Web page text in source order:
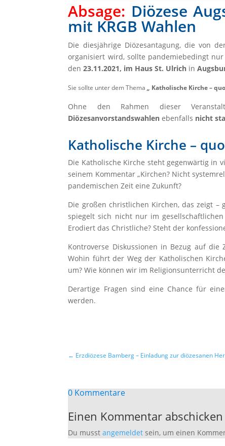
Absage: Diözese
mit KRGB Wahlen
Die diesjährige Diözesantagung, die von
organisiert wird, sollte pandemiebedingt
den 23.11.2021, im Haus St. Ulrich in
Sie sollte unter dem Thema„ Katholische Kirche –
Ohne den Rahmen dieser
Diözesanvorstandswahlen ebenfalls nicht
Katholische Kirche –
Die Katholische Kirche steht gegenwärtig in
seinem Kommentar „Kirchen? Nicht
pandemischen Zeit eine Zukunft?
Die großen christlichen Kirchen, das zeigt –
spiegelt sich nicht nur im
Erodiert das Christliche? Steht der
Kontroverse Diskussionen in Bezug auf
Wohin führt der Weg der Katholischen
um? Wie können wir im Religionsunterricht
Derartige Fragen sind eine Chance für
werden.
← Erzdiözese Bamberg – Einladung zur diözesanen
0 Kommentare
Einen Kommentar abschicken
Du musstangemeldet sein, um einen